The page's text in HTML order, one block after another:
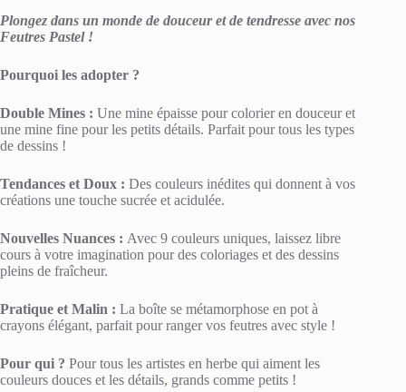
Plongez dans un monde de douceur et de tendresse avec nos
Feutres Pastel !
Pourquoi les adopter ?
Double Mines : Une mine épaisse pour colorier en douceur et
une mine fine pour les petits détails. Parfait pour tous les types
de dessins !
Tendances et Doux : Des couleurs inédites qui donnent à vos
créations une touche sucrée et acidulée.
Nouvelles Nuances : Avec 9 couleurs uniques, laissez libre
cours à votre imagination pour des coloriages et des dessins
pleins de fraîcheur.
Pratique et Malin : La boîte se métamorphose en pot à
crayons élégant, parfait pour ranger vos feutres avec style !
Pour qui ? Pour tous les artistes en herbe qui aiment les
couleurs douces et les détails, grands comme petits !